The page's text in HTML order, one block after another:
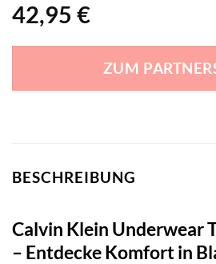
42,95 €
ZUM
BESCHREIBUNG
Calvin Klein Underwear
– Entdecke Komfort in